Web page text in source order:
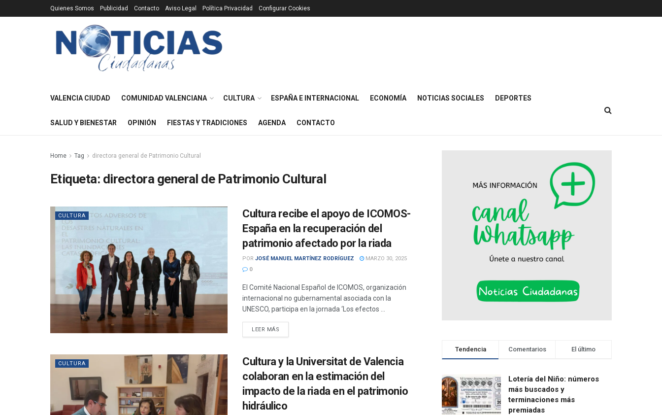
Quienes Somos Publicidad Contacto Aviso Legal Política Privacidad Configurar Cookies
VALENCIA CIUDAD COMUNIDAD VALENCIANA CULTURA ESPAÑA E INTERNACIONAL ECONOMÍA NOTICIAS SOCIALES DEPORTES
SALUD Y BIENESTAR OPINIÓN FIESTAS Y TRADICIONES AGENDA CONTACTO
Home Tag directora general de Patrimonio Cultural
Etiqueta: directora general de Patrimonio Cultural
CULTURA
Cultura recibe el apoyo de ICOMOS-
España en la recuperación del
patrimonio afectado por la riada
POR JOSÉ MANUEL MARTÍNEZ RODRÍGUEZ
MARZO 30, 2025
0
El Comité Nacional Español de ICOMOS, organización
internacional no gubernamental asociada con la
UNESCO, participa en la jornada ‘Los efectos ...
LEER MÁS
CULTURA
Cultura y la Universitat de Valencia
colaboran en la estimación del
impacto de la riada en el patrimonio
hidráulico
Tendencia Comentarios El último
Lotería del Niño: números
más buscados y
terminaciones más
premiadas